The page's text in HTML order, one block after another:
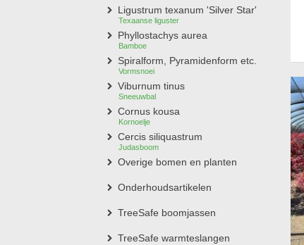
Ligustrum texanum 'Silver Star'
Texaanse liguster
Phyllostachys aurea
Bamboe
Spiralform, Pyramidenform etc.
Vormsnoei
Viburnum tinus
Sneeuwbal
Cornus kousa
Kornoelje
Cercis siliquastrum
Judasboom
Overige bomen en planten
Onderhoudsartikelen
TreeSafe boomjassen
TreeSafe warmteslangen